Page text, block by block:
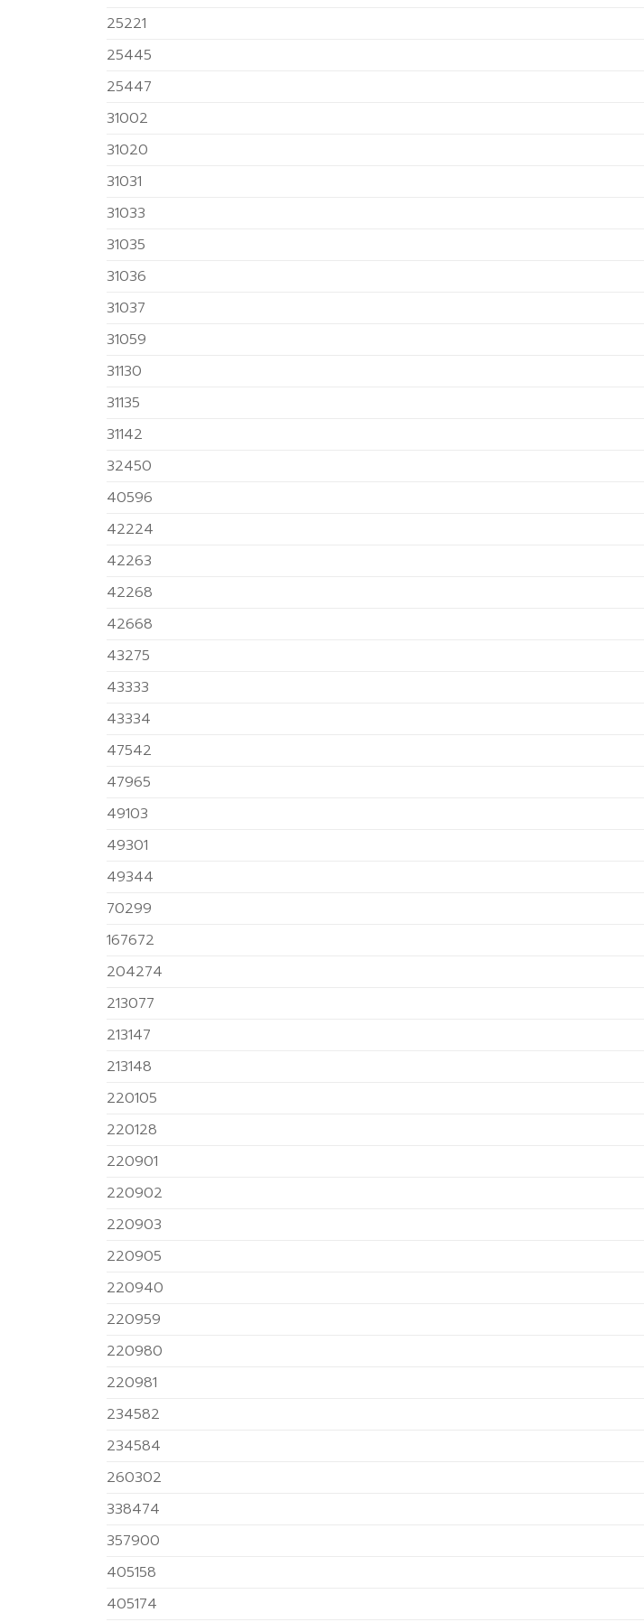
25221
25445
25447
31002
31020
31031
31033
31035
31036
31037
31059
31130
31135
31142
32450
40596
42224
42263
42268
42668
43275
43333
43334
47542
47965
49103
49301
49344
70299
167672
204274
213077
213147
213148
220105
220128
220901
220902
220903
220905
220940
220959
220980
220981
234582
234584
260302
338474
357900
405158
405174